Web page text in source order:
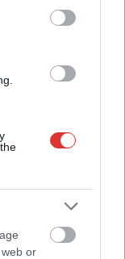
or
ki a
előfordult